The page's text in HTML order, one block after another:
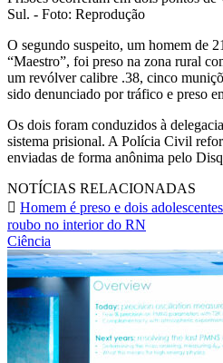
Sul. - Foto: Reprodução
O segundo suspeito, um homem de
“Maestro”, foi preso na zona rural
um revólver calibre .38, cinco
sido denunciado por tráfico e preso
Os dois foram conduzidos à
sistema prisional. A Polícia Civil
enviadas de forma anônima pelo
NOTÍCIAS RELACIONADAS
Homem é preso e dois
roubo no interior do RN
Ciência